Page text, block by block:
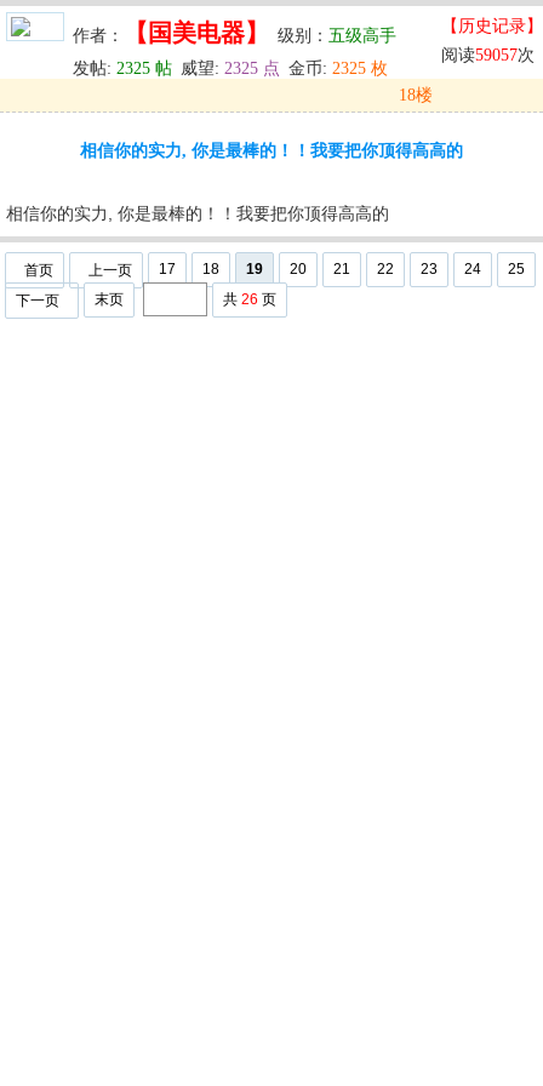
作者： 【国美电器】 级别： 五级高手
发帖: 2325 帖 威望: 2325 点 金币: 2325 枚
【历史记录】
阅读59057次
18楼
编辑 u
相信你的实力, 你是最棒的！！我要把你顶得高高的
相信你的实力, 你是最棒的！！我要把你顶得高高的
首页 上一页 17 18 19 20 21 22 23 24
25
下一页
末页 共 26 页